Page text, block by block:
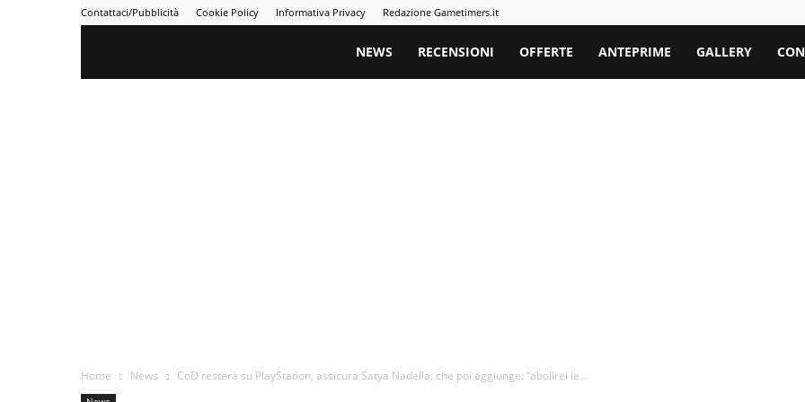
Contattaci/Pubblicità Cookie Policy Informativa Privacy Redazione Gametimers.it
Gametimers
NEWS RECENSIONI OFFERTE ANTEPRIME GALLERY
Home News CoD resterà su PlayStation, assicura Satya Nadella, che poi aggiunge: “abolirei le...